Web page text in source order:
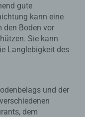
gute
kann eine
den Boden vor
Sie kann
Langlebigkeit des
und der
dem